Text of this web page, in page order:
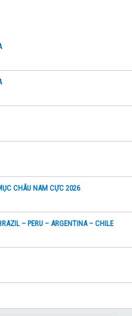
CHÂU NAM CỰC 2026
– PERU – ARGENTINA – CHILE